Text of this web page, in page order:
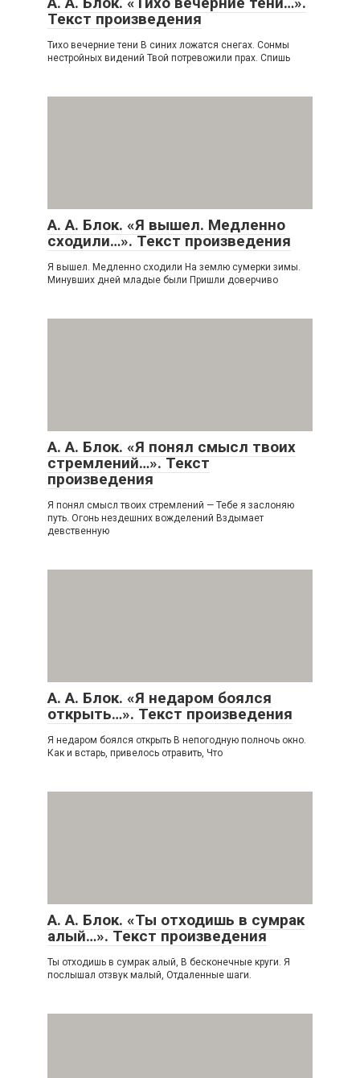
Текст произведения
Тихо вечерние тени В синих ложатся снегах. Сонмы
нестройных видений Твой потревожили прах. Спишь
А. А. Блок. «Я вышел. Медленно
сходили…». Текст произведения
Я вышел. Медленно сходили На землю сумерки зимы.
Минувших дней младые были Пришли доверчиво
А. А. Блок. «Я понял смысл твоих
стремлений…». Текст
произведения
Я понял смысл твоих стремлений — Тебе я заслоняю
путь. Огонь нездешних вожделений Вздымает
девственную
А. А. Блок. «Я недаром боялся
открыть…». Текст произведения
Я недаром боялся открыть В непогодную полночь окно.
Как и встарь, привелось отравить, Что
А. А. Блок. «Ты отходишь в сумрак
алый…». Текст произведения
Ты отходишь в сумрак алый, В бесконечные круги. Я
послышал отзвук малый, Отдаленные шаги.